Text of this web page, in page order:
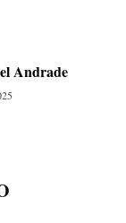
Andrade